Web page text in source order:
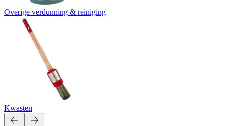
Overige verdunning & reiniging
Kwasten